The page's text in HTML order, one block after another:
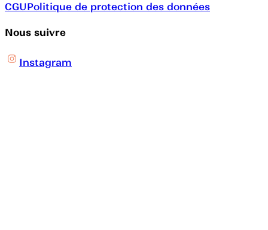
CGUPolitique de protection des données
Nous suivre
Instagram